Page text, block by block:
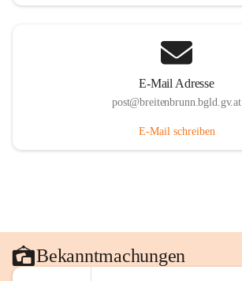
E-Mail Adresse
post@breitenbrunn.bgld.gv.at
E-Mail schreiben
Bekanntmachungen